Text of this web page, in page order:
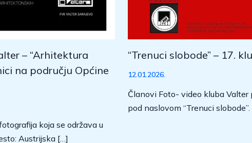
– “Arhitektura
na području Općine
koja se održava u
Austrijska […]
“Trenuci slobode” – 17.
12.01.2026.
Članovi Foto- video kluba Valter
pod naslovom “Trenuci